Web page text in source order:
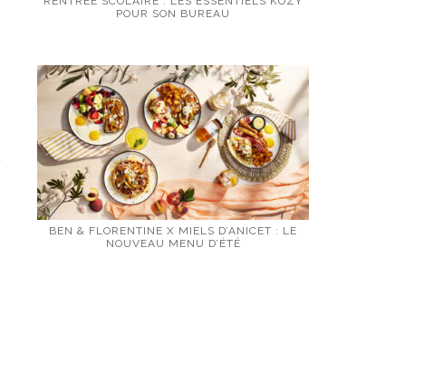
POUR SON BUREAU
BEN & FLORENTINE X MIELS D’ANICET : LE
NOUVEAU MENU D’ÉTÉ